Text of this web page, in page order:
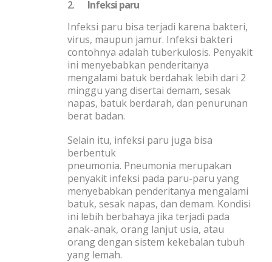
2. Infeksi paru
Infeksi paru bisa terjadi karena bakteri,
virus, maupun jamur. Infeksi bakteri
contohnya adalah tuberkulosis. Penyakit
ini menyebabkan penderitanya
mengalami batuk berdahak lebih dari 2
minggu yang disertai demam, sesak
napas, batuk berdarah, dan penurunan
berat badan.
Selain itu, infeksi paru juga bisa
berbentuk
pneumonia. Pneumonia merupakan
penyakit infeksi pada paru-paru yang
menyebabkan penderitanya mengalami
batuk, sesak napas, dan demam. Kondisi
ini lebih berbahaya jika terjadi pada
anak-anak, orang lanjut usia, atau
orang dengan sistem kekebalan tubuh
yang lemah.